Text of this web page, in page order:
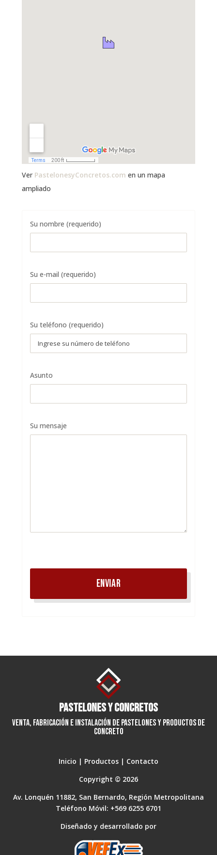
Ver PastelonesyConcretos.com en un mapa
ampliado
Su nombre (requerido)
Su e-mail (requerido)
Su teléfono (requerido)
Asunto
Su mensaje
Pastelones y Concretos
Venta, fabricación e instalación de pastelones y productos de
concreto
Inicio | Productos | Contacto
Copyright © 2026
Av. Lonquén 11882, San Bernardo, Región Metropolitana
Teléfono Móvil: +569 6255 6701
Diseñado y desarrollado por